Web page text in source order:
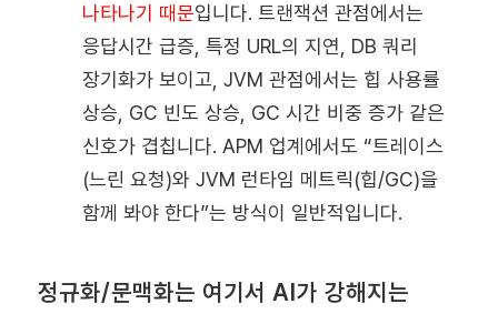
나타나기 때문입니다. 트랜잭션 관점에서는
응답시간 급증, 특정 URL의 지연, DB 쿼리
장기화가 보이고, JVM 관점에서는 힙 사용률
상승, GC 빈도 상승, GC 시간 비중 증가 같은
신호가 겹칩니다. APM 업계에서도 “트레이스
(느린 요청)와 JVM 런타임 메트릭(힙/GC)을
함께 봐야 한다”는 방식이 일반적입니다.
정규화/문맥화는 여기서 AI가 강해지는